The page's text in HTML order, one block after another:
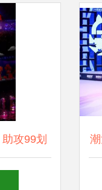
攻99划
枝超级